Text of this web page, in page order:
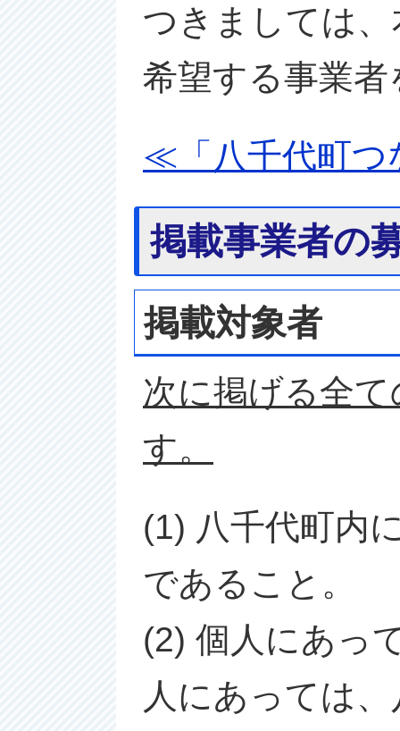
つきましては
希望する事業
≪「八千代町つ
掲載事業者の
掲載対象者
次に掲げる全
す。
(1) 八千代町内
であること。
(2) 個人にあっ
人にあっては